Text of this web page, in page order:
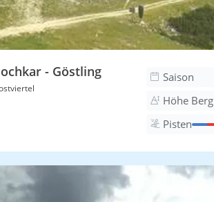
- Göstling Saison
Höhe Berg
Pisten